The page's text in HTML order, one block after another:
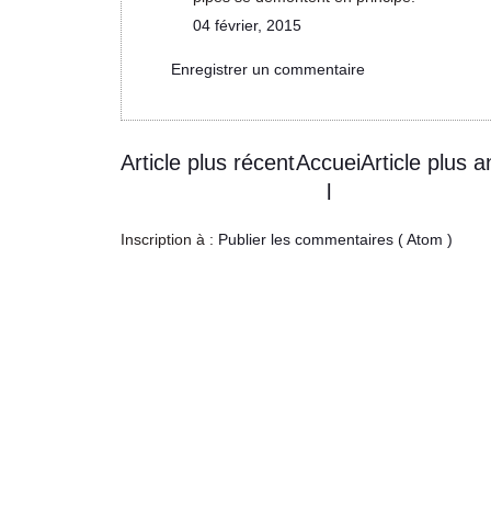
04 février, 2015
Enregistrer un commentaire
Article plus récent Article plus
Accuei
Inscription à : Publier les commentaires ( Atom )